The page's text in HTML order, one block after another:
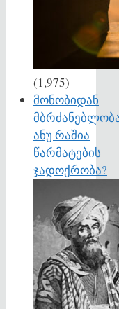
(1,975)
მონობიდან
ანუ რაშია
წარმატების
ჯადოქრობა?